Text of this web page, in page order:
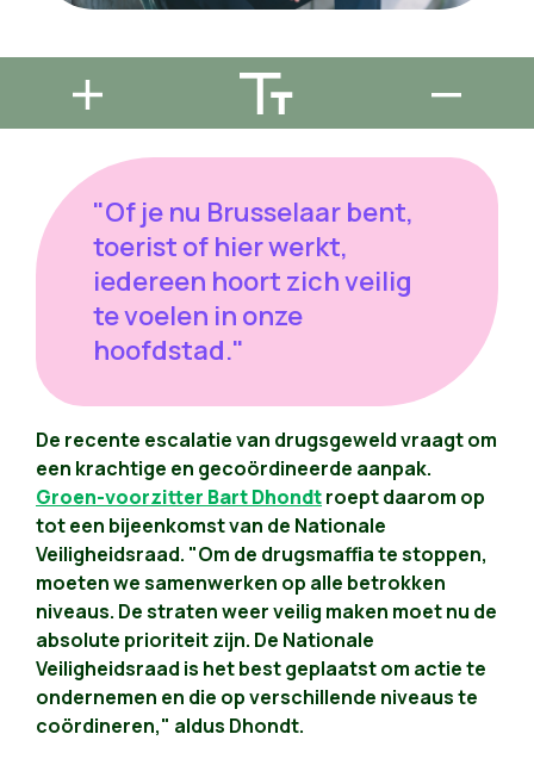
"Of je nu Brusselaar bent,
toerist of hier werkt,
iedereen hoort zich veilig
te voelen in onze
hoofdstad."
De recente escalatie van drugsgeweld vraagt om
een krachtige en gecoördineerde aanpak.
Groen-voorzitter Bart Dhondtroept daarom op
tot een bijeenkomst van de Nationale
Veiligheidsraad. "Om de drugsmaffia te stoppen,
moeten we samenwerken op alle betrokken
niveaus. De straten weer veilig maken moet nu de
absolute prioriteit zijn. De Nationale
Veiligheidsraad is het best geplaatst om actie te
ondernemen en die op verschillende niveaus te
coördineren," aldus Dhondt.